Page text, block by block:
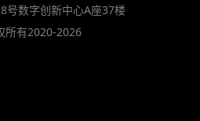
号数字创新中心A座37楼
所有2020-2026